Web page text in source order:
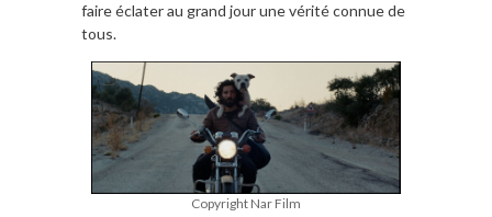
faire éclater au grand jour une vérité connue de
tous.
Copyright Nar Film